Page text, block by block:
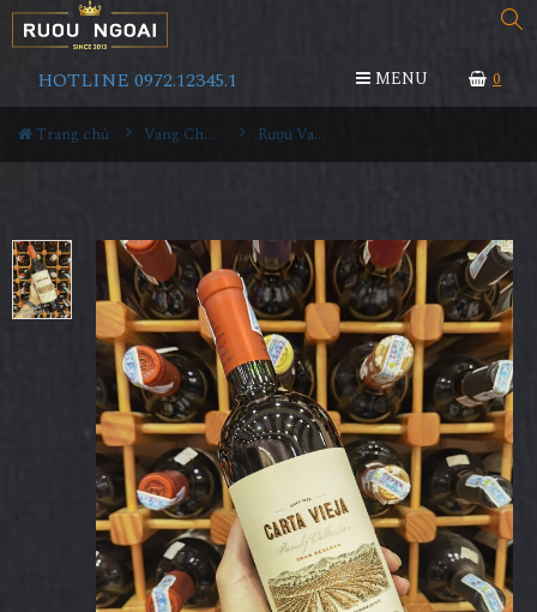
0
HOTLINE 0972.12345.1 MENU
Trang chủ Vang Chile Rượu Vang Chile Carta Vieja Gran Reserva